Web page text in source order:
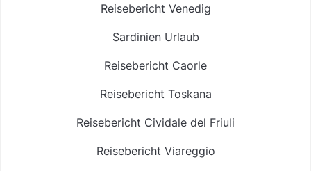
Reisebericht Venedig
Sardinien Urlaub
Reisebericht Caorle
Reisebericht Toskana
Reisebericht Cividale del Friuli
Reisebericht Viareggio